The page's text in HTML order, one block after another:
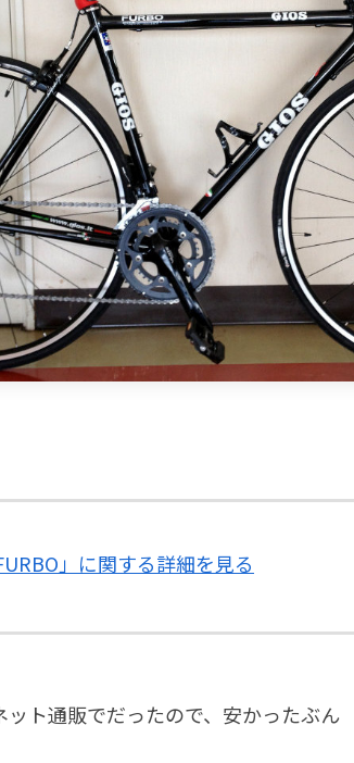
」に関する詳細を見る
ト通販でだったので、安かったぶん